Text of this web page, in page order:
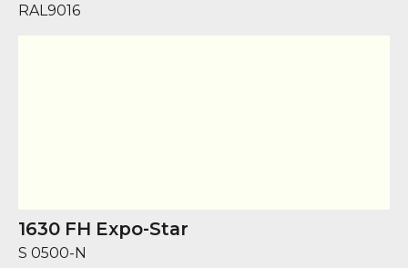
RAL9016
1630 FH Expo-Star
S 0500-N